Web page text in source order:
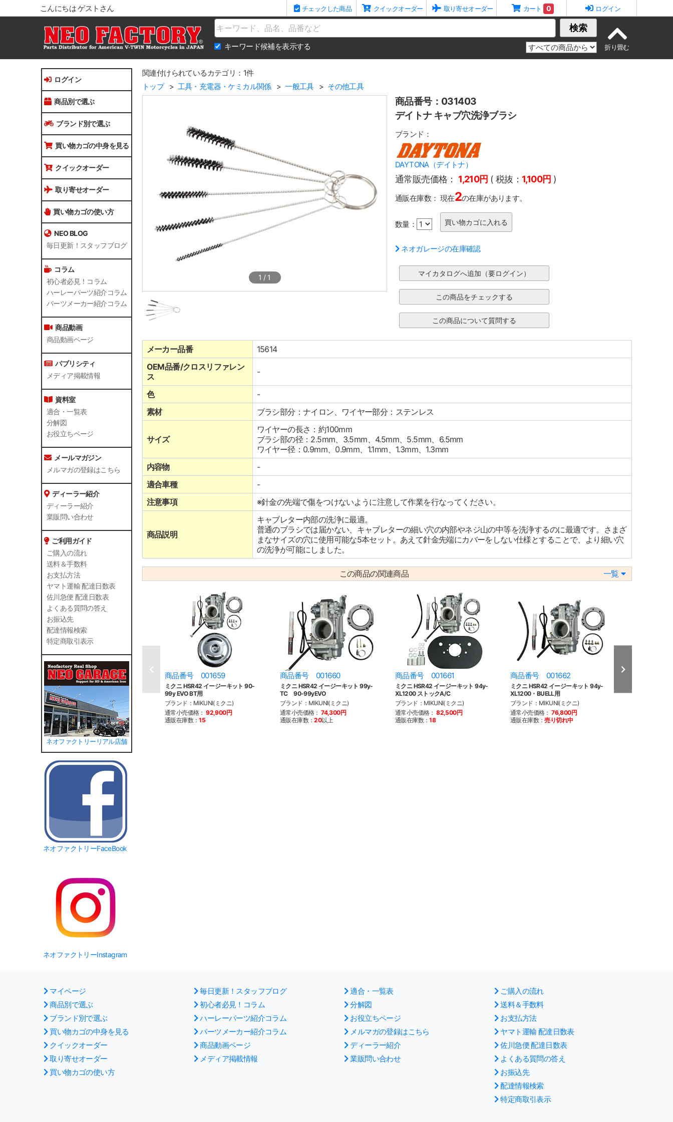
こんにちは ゲストさん チェックした商品 クイックオーダー 取り寄せオーダー カート 0 ログイン
Name 検索
キーワード候補を表示する
ログイン
商品別で選ぶ
ブランド別で選ぶ
買い物カゴの中身を見る
クイックオーダー
取り寄せオーダー
買い物カゴの使い方
NEO BLOG
毎日更新！スタッフブログ
コラム
初心者必見！コラム
ハーレーパーツ紹介コラム
パーツメーカー紹介コラム
商品動画
商品動画ページ
パブリシティ
メディア掲載情報
資料室
適合・一覧表
分解図
お役立ちページ
メールマガジン
メルマガの登録はこちら
ディーラー紹介
ディーラー紹介
業販問い合わせ
ご利用ガイド
ご購入の流れ
送料＆手数料
お支払方法
ヤマト運輸 配達日数表
佐川急便 配達日数表
よくある質問の答え
お振込先
配達情報検索
特定商取引表示
ネオファクトリーリアル店舗
ネオファクトリーFaceBook
ネオファクトリーInstagram
関連付けられているカテゴリ：1件
トップ
工具・充電器・ケミカル関係 一般工具 その他工具
1 / 1
商品番号：031403
デイトナ キャブ穴洗浄ブラシ
ブランド：
DAYTONA（デイトナ）
通常販売価格： 1,210円 ( 税抜： 1,100円 )
通販在庫数： 現在2の在庫があります。
数量：
ネオガレージの在庫確認
メーカー品番
15614
OEM品番/クロスリファレン
ス
-
色
-
素材
ブラシ部分：ナイロン、ワイヤー部分：ステンレス
サイズ
ワイヤーの長さ：約100mm
ブラシ部の径：2.5mm、3.5mm、4.5mm、5.5mm、6.5mm
ワイヤー径：0.9mm、0.9mm、1.1mm、1.3mm、1.3mm
内容物
-
適合車種
-
注意事項
※針金の先端で傷をつけないように注意して作業を行なってください。
商品説明
キャブレター内部の洗浄に最適。
普通のブラシでは届かない、キャブレターの細い穴の内部やネジ山の中等を洗浄するのに最適です。さまざ
まなサイズの穴に使用可能な5本セット。あえて針金先端にカバーをしない仕様とすることで、より細い穴
の洗浄が可能にしました。
この商品の関連商品 一覧
商品番号 001659
ミクニ HSR42 イージーキット 90-
99y EVO BT用
ブランド：MIKUNI(ミクニ)
通常小売価格： 92,900円
通販在庫数：15
商品番号 001660
ミクニ HSR42 イージーキット 99y-
TC 90-99yEVO
ブランド：MIKUNI(ミクニ)
通常小売価格： 74,300円
通販在庫数：20以上
商品番号 001661
ミクニ HSR42 イージーキット 94y-
XL1200 ストックA/C
ブランド：MIKUNI(ミクニ)
通常小売価格： 82,500円
通販在庫数：18
商品番号 001662
ミクニ HSR42 イージーキット 94y-
XL1200・BUELL用
ブランド：MIKUNI(ミクニ)
通常小売価格： 76,800円
通販在庫数：売り切れ中
TC BT用
マイページ
商品別で選ぶ
ブランド別で選ぶ
買い物カゴの中身を見る
クイックオーダー
取り寄せオーダー
買い物カゴの使い方
毎日更新！スタッフブログ
初心者必見！コラム
ハーレーパーツ紹介コラム
パーツメーカー紹介コラム
商品動画ページ
メディア掲載情報
適合・一覧表
分解図
お役立ちページ
メルマガの登録はこちら
ディーラー紹介
業販問い合わせ
ご購入の流れ
送料＆手数料
お支払方法
ヤマト運輸 配達日数表
佐川急便 配達日数表
よくある質問の答え
お振込先
配達情報検索
特定商取引表示